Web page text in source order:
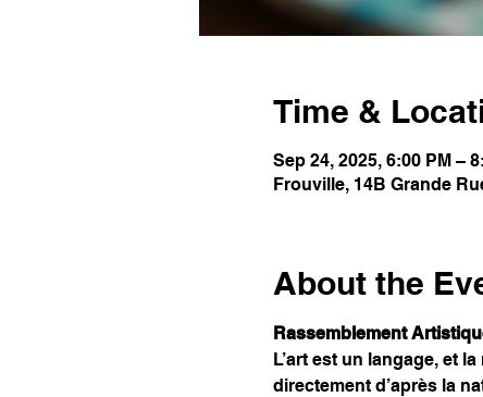
Time &
Sep 24, 2025, 6:00 PM –
Frouville, 14B Grande
About the
Rassemblement
L’art est un langage, et
directement d’après la